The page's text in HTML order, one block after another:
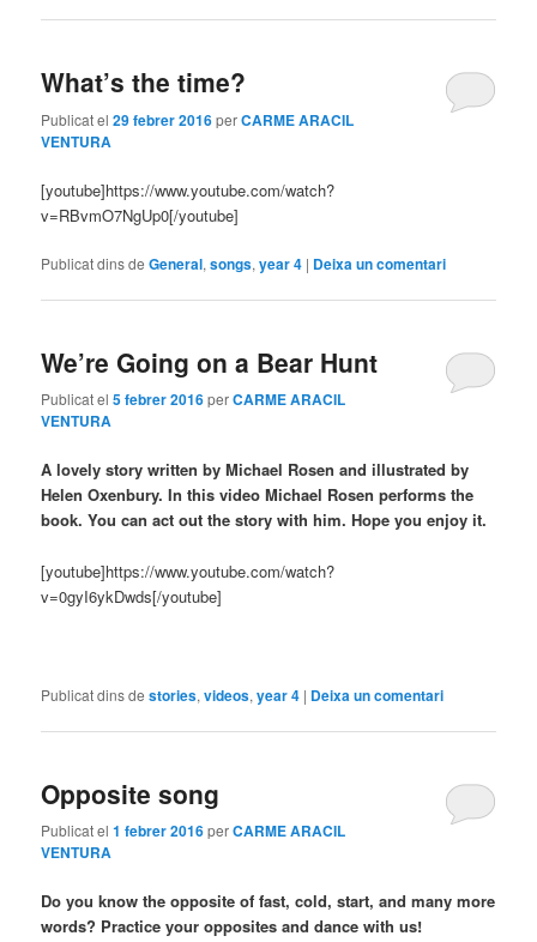
What’s the time?
Publicat el29 febrer 2016perCARME ARACIL
VENTURA
[youtube]https://www.youtube.com/watch?
v=RBvmO7NgUp0[/youtube]
Publicat dins de General,songs,year 4 | Deixa un comentari
We’re Going on a Bear Hunt
Publicat el5 febrer 2016perCARME ARACIL
VENTURA
A lovely story written by Michael Rosen and illustrated by
Helen Oxenbury. In this video Michael Rosen performs the
book. You can act out the story with him. Hope you enjoy it.
[youtube]https://www.youtube.com/watch?
v=0gyI6ykDwds[/youtube]
Publicat dins de stories,videos,year 4 | Deixa un comentari
Opposite song
Publicat el1 febrer 2016perCARME ARACIL
VENTURA
Do you know the opposite of fast, cold, start, and many more
words? Practice your opposites and dance with us!